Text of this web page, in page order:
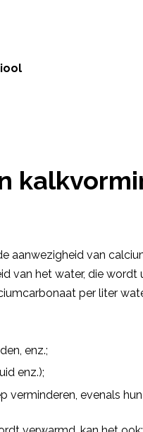
aanwezigheid van
van het water, die wordt
per liter
enz.;
enz.);
verminderen, evenals